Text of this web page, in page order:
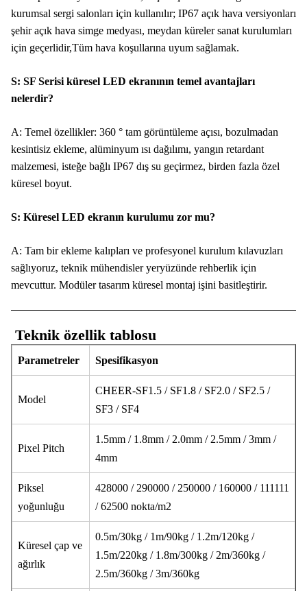
kurumsal sergi salonları için kullanılır; IP67 açık hava versiyonları
şehir açık hava simge medyası, meydan küreler sanat kurulumları
için geçerlidir,Tüm hava koşullarına uyum sağlamak.
S: SF Serisi küresel LED ekranının temel avantajları
nelerdir?
A: Temel özellikler: 360 ° tam görüntüleme açısı, bozulmadan
kesintisiz ekleme, alüminyum ısı dağılımı, yangın retardant
malzemesi, isteğe bağlı IP67 dış su geçirmez, birden fazla özel
küresel boyut.
S: Küresel LED ekranın kurulumu zor mu?
A: Tam bir ekleme kalıpları ve profesyonel kurulum kılavuzları
sağlıyoruz, teknik mühendisler yeryüzünde rehberlik için
mevcuttur. Modüler tasarım küresel montaj işini basitleştirir.
️ Teknik özellik tablosu
Parametreler Spesifikasyon
Model
CHEER-SF1.5 / SF1.8 / SF2.0 / SF2.5 /
SF3 / SF4
Pixel Pitch
1.5mm / 1.8mm / 2.0mm / 2.5mm / 3mm /
4mm
Piksel
yoğunluğu
428000 / 290000 / 250000 / 160000 / 111111
/ 62500 nokta/m2
Küresel çap ve
ağırlık
0.5m/30kg / 1m/90kg / 1.2m/120kg /
1.5m/220kg / 1.8m/300kg / 2m/360kg /
2.5m/360kg / 3m/360kg